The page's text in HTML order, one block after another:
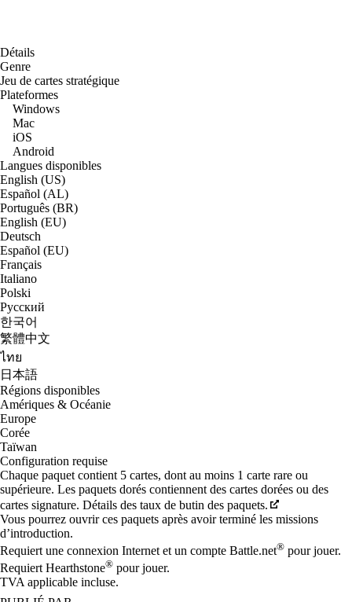
Détails
Genre
Jeu de cartes stratégique
Plateformes
Windows
Mac
iOS
Android
Langues disponibles
English (US)
Español (AL)
Português (BR)
English (EU)
Deutsch
Español (EU)
Français
Italiano
Polski
Русский
한국어
繁體中文
ไทย
日本語
Régions disponibles
Amériques & Océanie
Europe
Corée
Taïwan
Configuration requise
Chaque paquet contient 5 cartes, dont au moins 1 carte rare ou
supérieure. Les paquets dorés contiennent des cartes dorées ou des
cartes signature. Détails des taux de butin des paquets.
Vous pourrez ouvrir ces paquets après avoir terminé les missions
d’introduction.
Requiert une connexion Internet et un compte Battle.net® pour jouer.
Requiert Hearthstone® pour jouer.
TVA applicable incluse.